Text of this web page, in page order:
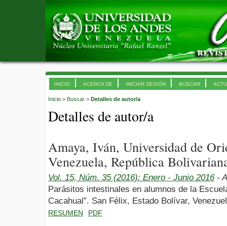
INICIO ACERCA DE INICIAR SESIÓN BUSCAR
Inicio > Buscar > Detalles de autor/a
Detalles de autor/a
Amaya, Iván, Universidad de
Venezuela, República
Vol. 15, Núm. 35 (2016): Enero - Junio 2016-
Parásitos intestinales en alumnos de la
Cacahual”. San Félix, Estado Bolívar,
RESUMEN PDF